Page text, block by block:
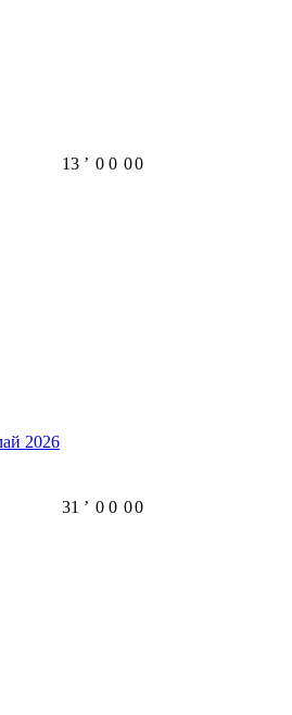
13 ʼ 0 0 00
2026
31 ʼ 0 0 00